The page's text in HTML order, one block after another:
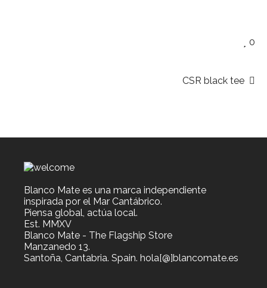
0
CSR black tee
Blanco Mate es una marca independiente
inspirada por el Mar Cantábrico.
Piensa global, actúa local.
Est. MMXV
Blanco Mate - The Flagship Store
Manzanedo 13.
Santoña, Cantabria. Spain. hola[@]blancomate.es